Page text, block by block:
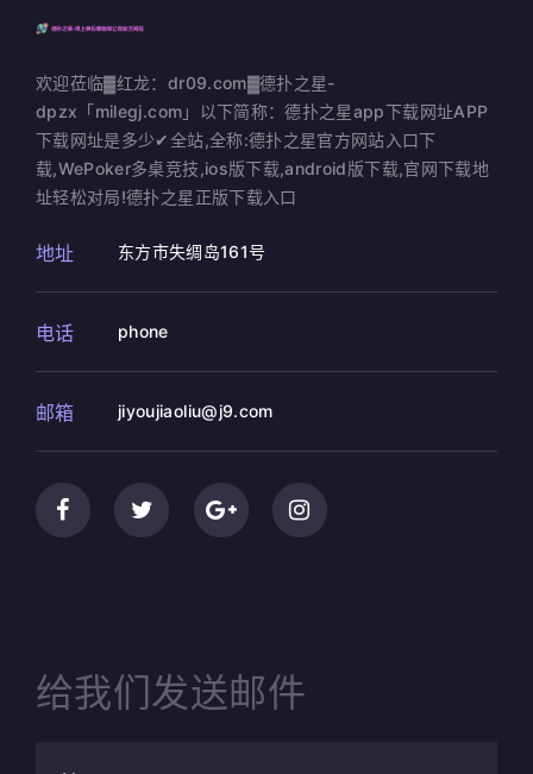
欢迎莅临▓红龙：dr09.com▓德扑之星-
dpzx「milegj.com」以下简称：德扑之星app下载网址APP
下载网址是多少✔全站,全称:德扑之星官方网站入口下
载,WePoker多桌竞技,ios版下载,android版下载,官网下载地
址轻松对局!德扑之星正版下载入口
地址 东方市失绸岛161号
电话 phone
邮箱 jiyoujiaoliu@j9.com
给我们发送邮件